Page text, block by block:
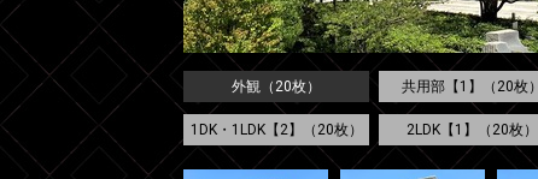
外観（20枚） 共用部【1】（20枚）
1DK・1LDK【2】（20枚） 2LDK【1】（20枚）